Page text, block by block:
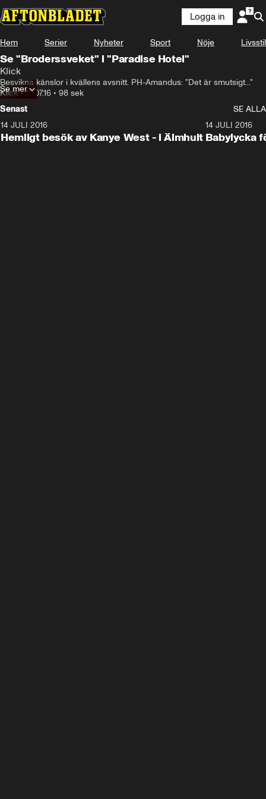
Logga in
Hem Serier Nyheter Sport Nöje Livsstil
Se "Broderssveket" i "Paradise Hotel"
Klick
Besvikna känslor i kvällens avsnitt. PH-Amandus: "Det är smutsigt..."
Klick•18.07.16 • 98 sek
Se mer
Senast
SE ALLA
14 JULI 2016
Hemligt besök av Kanye West - i Älmhult
14 JULI 2016
Babylycka